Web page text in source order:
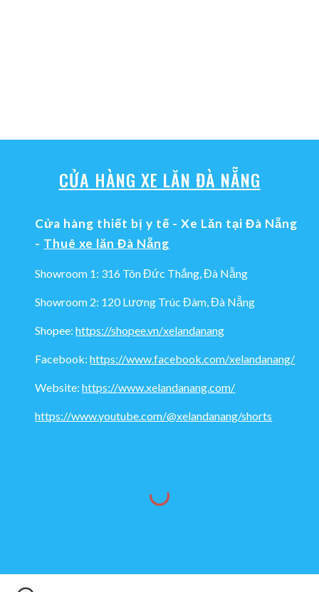
CỬA HÀNG XE LĂN ĐÀ NẴNG
Cửa hàng thiết bị y tế - Xe Lăn tại Đà Nẵng
- Thuê xe lăn Đà Nẵng
Showroom 1: 316 Tôn Đức Thắng, Đà Nẵng
Showroom 2: 120 Lương Trúc Đàm, Đà Nẵng
Shopee: https://shopee.vn/xelandanang
Facebook:https://www.facebook.com/xelandanang/
Website: https://www.xelandanang.com/
https://www.youtube.com/@xelandanang/shorts